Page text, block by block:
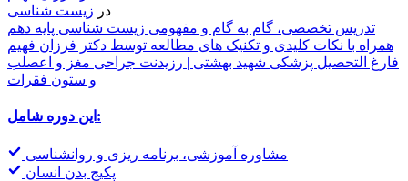
در زیست شناسی
تدریس تخصصی، گام به گام و مفهومی زیست شناسی پایه دهم
همراه با نکات کلیدی و تکنیک های مطالعه توسط دکتر فرزان فهیم
فارغ التحصیل پزشکی شهید بهشتی | رزیدنت جراحی مغز و اعصلب
و ستون فقرات
این دوره شامل:
مشاوره آموزشی، برنامه ریزی و روانشناسی
پکیج بدن انسان